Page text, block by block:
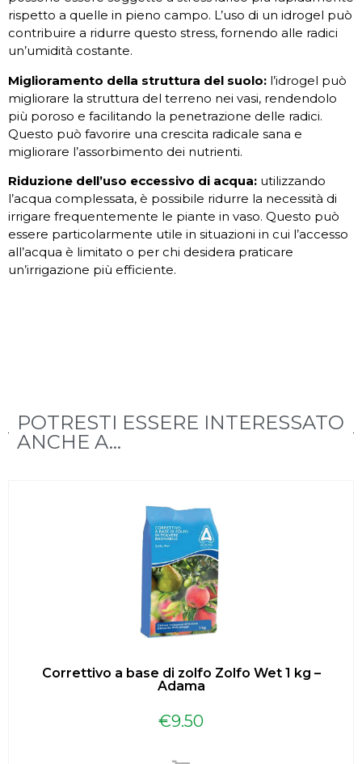
rispetto a quelle in pieno campo. L’uso di un idrogel può
contribuire a ridurre questo stress, fornendo alle radici
un’umidità costante.
Miglioramento della struttura del suolo: l’idrogel può
migliorare la struttura del terreno nei vasi, rendendolo
più poroso e facilitando la penetrazione delle radici.
Questo può favorire una crescita radicale sana e
migliorare l’assorbimento dei nutrienti.
Riduzione dell’uso eccessivo di acqua: utilizzando
l’acqua complessata, è possibile ridurre la necessità di
irrigare frequentemente le piante in vaso. Questo può
essere particolarmente utile in situazioni in cui l’accesso
all’acqua è limitato o per chi desidera praticare
un’irrigazione più efficiente.
POTRESTI ESSERE INTERESSATO
ANCHE A...
Correttivo a base di zolfo Zolfo Wet 1 kg –
Adama
€9.50